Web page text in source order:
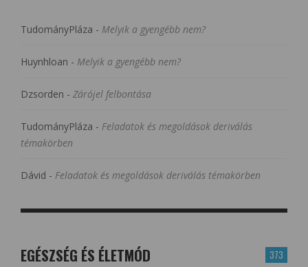
TudományPláza - Melyik a gyengébb nem?
Huynhloan - Melyik a gyengébb nem?
Dzsorden - Zárójel felbontása
TudományPláza - Feladatok és megoldások deriválás
témakörben
Dávid - Feladatok és megoldások deriválás témakörben
373
EGÉSZSÉG ÉS ÉLETMÓD